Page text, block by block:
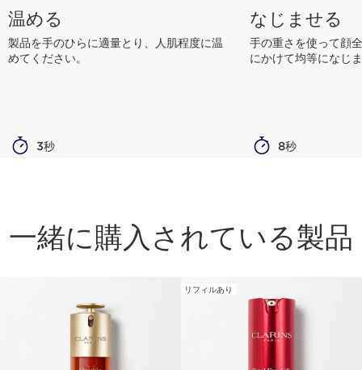
温める
製品を手のひらに適量とり、人肌程度に温
めてください。
3秒
なじませる
手の重さを使って顔
にかけて均等になじ
8秒
一緒に購入されている製品
リフィルあり